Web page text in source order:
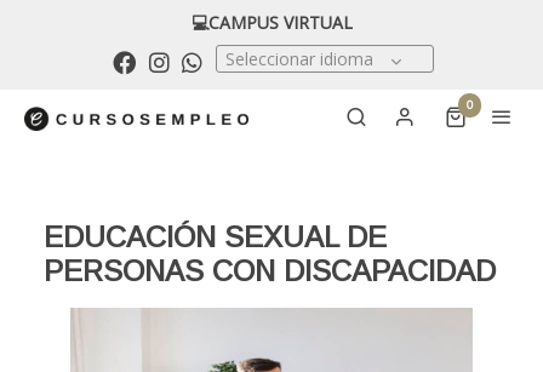
💻CAMPUS VIRTUAL
Seleccionar idioma
0
EDUCACIÓN SEXUAL DE
PERSONAS CON DISCAPACIDAD